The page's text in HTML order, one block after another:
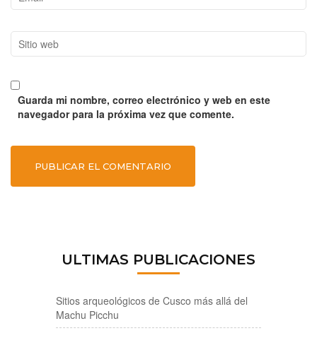
Sitio
web
Guarda mi nombre, correo electrónico y web en este
navegador para la próxima vez que comente.
ULTIMAS PUBLICACIONES
Sitios arqueológicos de Cusco más allá del
Machu Picchu